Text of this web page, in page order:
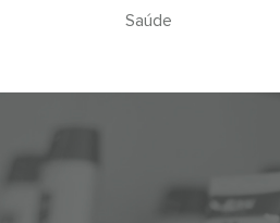
Saúde